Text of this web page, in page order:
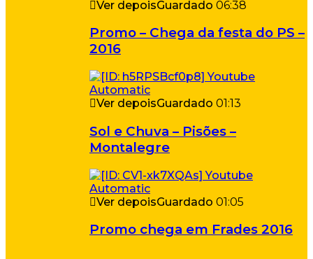
Ver depoisGuardado 06:38
Promo – Chega da festa do PS –
2016
Ver depoisGuardado 01:13
Sol e Chuva – Pisões –
Montalegre
Ver depoisGuardado 01:05
Promo chega em Frades 2016